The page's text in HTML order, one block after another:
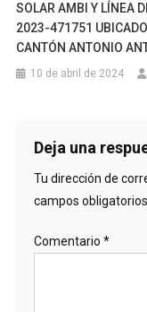
SOLAR AMBI Y LÍNEA
2023-471751
CANTÓN ANTONIO
10 de abril de 2024
Deja una
Tu dirección de
campos
Comentario *